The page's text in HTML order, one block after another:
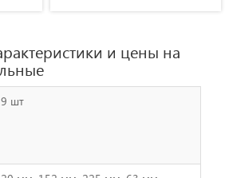
так і для виконання виробничих
и цены на
шт